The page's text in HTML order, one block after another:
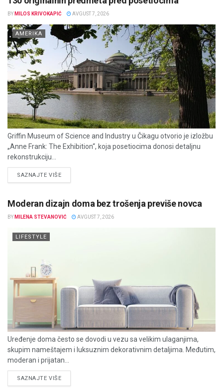
BY MILOS KRIVOKAPIĆ AVGUST 7, 2026
AMERIKA
Griffin Museum of Science and Industry u Čikagu otvorio je izložbu
„Anne Frank: The Exhibition“, koja posetiocima donosi detaljnu
rekonstrukciju...
SAZNAJTE VIŠEDETAILS
Moderan dizajn doma bez trošenja previše novca
BY MILENA STEVANOVIĆ AVGUST 7, 2026
LIFESTYLE
Uređenje doma često se dovodi u vezu sa velikim ulaganjima,
skupim nameštajem i luksuznim dekorativnim detaljima. Međutim,
moderan i prijatan...
SAZNAJTE VIŠEDETAILS